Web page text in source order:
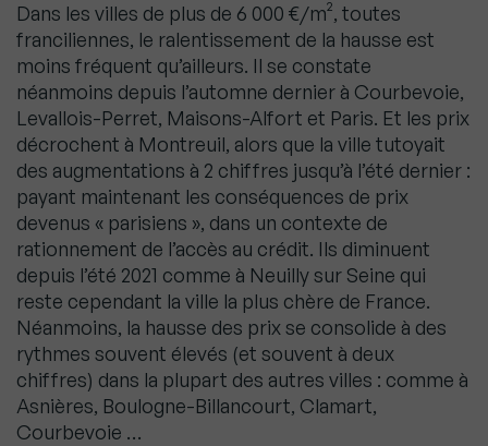
Dans les villes de plus de 6 000 €/m², toutes
franciliennes, le ralentissement de la hausse est
moins fréquent qu’ailleurs. Il se constate
néanmoins depuis l’automne dernier à Courbevoie,
Levallois-Perret, Maisons-Alfort et Paris. Et les prix
décrochent à Montreuil, alors que la ville tutoyait
des augmentations à 2 chiffres jusqu’à l’été dernier :
payant maintenant les conséquences de prix
devenus « parisiens », dans un contexte de
rationnement de l’accès au crédit. Ils diminuent
depuis l’été 2021 comme à Neuilly sur Seine qui
reste cependant la ville la plus chère de France.
Néanmoins, la hausse des prix se consolide à des
rythmes souvent élevés (et souvent à deux
chiffres) dans la plupart des autres villes : comme à
Asnières, Boulogne-Billancourt, Clamart,
Courbevoie …